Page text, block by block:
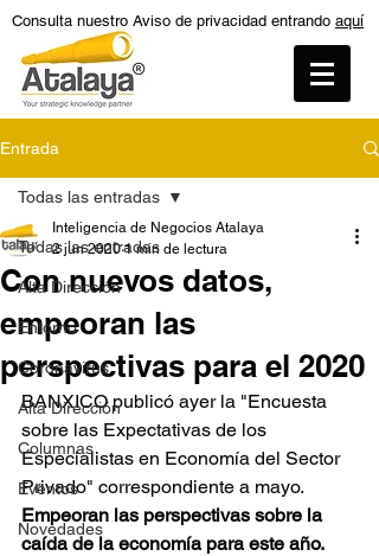
Consulta nuestro Aviso de privacidad entrando aquí
Entrada
Todas las entradas
Alta Dirección
Entorno
Coronavirus
Alta Dirección
Columnas
Eventos
Novedades
Todas las entradas
Con nuevos datos,
empeoran las
perspectivas para el 2020
Inteligencia de Negocios Atalaya
2 jun 2020 1 min de lectura
BANXICO publicó ayer la "Encuesta
sobre las Expectativas de los
Especialistas en Economía del Sector
Privado" correspondiente a mayo.
Empeoran las perspectivas sobre la
caída de la economía para este año.